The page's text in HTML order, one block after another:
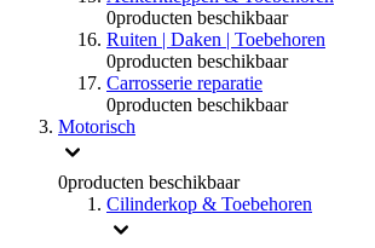
0producten beschikbaar
Ruiten | Daken | Toebehoren
0producten beschikbaar
Carrosserie reparatie
0producten beschikbaar
Motorisch
0producten beschikbaar
Cilinderkop & Toebehoren